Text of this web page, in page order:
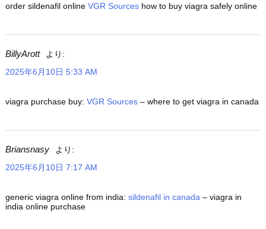
order sildenafil online VGR Sources how to buy viagra safely online
BillyArott
より:
2025年6月10日 5:33 AM
viagra purchase buy: VGR Sources – where to get viagra in canada
Briansnasy
より:
2025年6月10日 7:17 AM
generic viagra online from india: sildenafil in canada – viagra in
india online purchase